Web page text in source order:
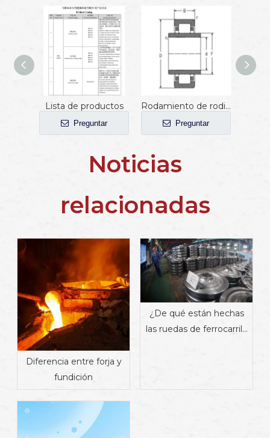
Lista de productos
Preguntar
Rodamiento de rodillos cilíndricos NJP3226X1K1
Preguntar
Noticias
relacionadas
Diferencia entre forja y
fundición
¿De qué están hechas
las ruedas de ferrocarril?